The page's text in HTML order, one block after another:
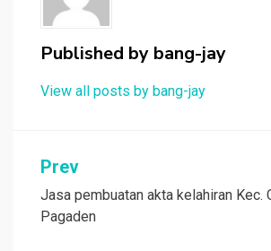
Published by bang-jay
View all posts by bang-jay
Post
navigation
Prev
Jasa pembuatan akta kelahiran Kec.
Pagaden